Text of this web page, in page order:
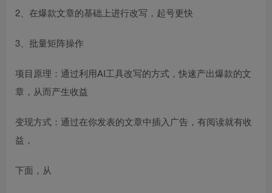
2、在爆款文章的基础上进行改写，起号更快
3、批量矩阵操作
项目原理：通过利用AI工具改写的方式，快速产出爆款的文
章，从而产生收益
变现方式：通过在你发表的文章中插入广告，有阅读就有收
益，
下面，从